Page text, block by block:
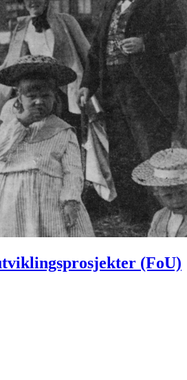
(FoU)